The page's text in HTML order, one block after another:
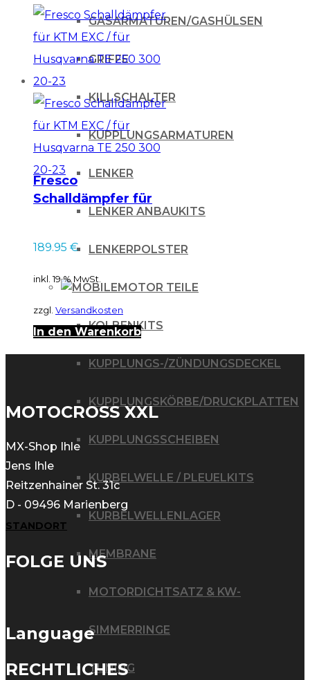
GASARMATUREN/GASHÜLSEN
GRIFFE
KILLSCHALTER
KUPPLUNGSARMATUREN
LENKER
LENKER ANBAUKITS
LENKERPOLSTER
MOTOR TEILE
KOLBENKITS
KUPPLUNGS-/ZÜNDUNGSDECKEL
KUPPLUNGSKÖRBE/DRUCKPLATTEN
KUPPLUNGSSCHEIBEN
KURBELWELLE / PLEUELKITS
KURBELWELLENLAGER
MEMBRANE
MOTORDICHTSATZ & KW-
SIMMERRINGE
TUNING
Fresco
Schalldämpfer für
KTM EXC / für
300 20-23
189.95 €
inkl. 19 % MwSt.
zzgl. Versandkosten
In den Warenkorb
MOTOCROSS XXL
MX-Shop Ihle
Jens Ihle
Reitzenhainer St. 31c
D - 09496 Marienberg
STANDORT
FOLGE UNS
Language
RECHTLICHES